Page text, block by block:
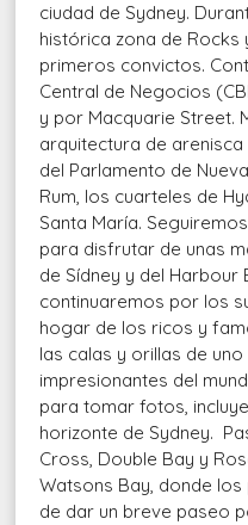
ciudad de Sydney.
histórica zona de
primeros convictos.
Central de Negocios
y por Macquarie Street.
arquitectura de arenisca
del Parlamento de
Rum, los cuarteles de
Santa María.
para disfrutar de unas
de Sídney y del Harbour
continuaremos por los
hogar de los ricos y
las calas y orillas de
impresionantes del
para tomar fotos,
horizonte de Sydney.
Cross, Double Bay y
Watsons Bay, donde
de dar un breve paseo